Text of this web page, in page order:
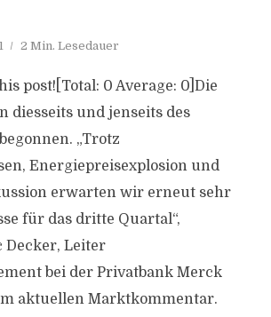
2 Min. Lesedauer
post![Total: 0 Average: 0]Die
diesseits und jenseits des
„Trotz
Energiepreisexplosion und
erwarten wir erneut sehr
für das dritte Quartal“,
Decker, Leiter
bei der Privatbank Merck
aktuellen Marktkommentar.